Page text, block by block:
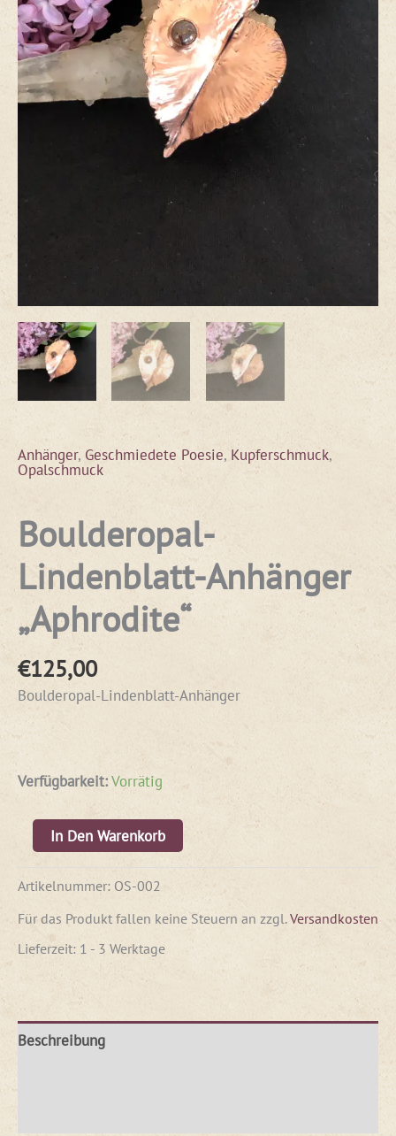
Anhänger, Geschmiedete Poesie, Kupferschmuck,
Opalschmuck
Boulderopal-
Lindenblatt-Anhänger
„Aphrodite“
€125,00
Boulderopal-Lindenblatt-Anhänger
Verfügbarkeit:Vorrätig
In Den Warenkorb
Artikelnummer: OS-002
Für das Produkt fallen keine Steuern an zzgl.Versandkosten
Lieferzeit: 1 - 3 Werktage
Beschreibung